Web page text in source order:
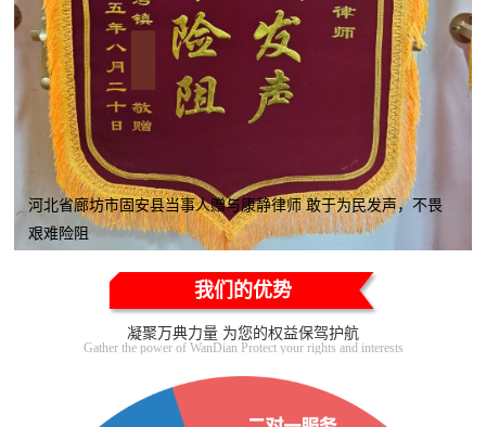
河北省廊坊市固安县当事人赠与康静律师 敢于为民发声，不畏
艰难险阻
我们的优势
凝聚万典力量 为您的权益保驾护航
Gather the power of WanDian Protect your rights and interests